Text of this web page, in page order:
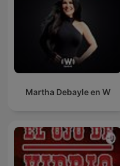
Martha Debayle en W